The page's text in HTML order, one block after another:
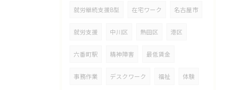
就労継続支援B型 在宅ワーク 名古屋市
就労支援 中川区 熱田区 港区
六番町駅 精神障害 最低賃金
事務作業 デスクワーク 福祉 体験